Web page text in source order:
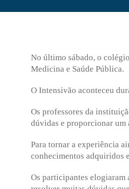
No último sábado, o
Medicina e Saúde Pública.
O Intensivão aconteceu
Os professores da
dúvidas e proporcionar
Para tornar a experiência
conhecimentos adquiridos
Os participantes elogiaram